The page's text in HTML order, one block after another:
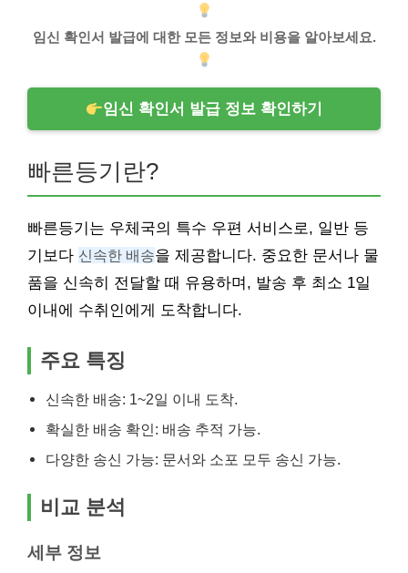
임신 확인서 발급에 대한 모든 정보와 비용을 알아보세요.
임신 확인서 발급 정보 확인하기
빠른등기란?
빠른등기는 우체국의 특수 우편 서비스로, 일반 등
기보다 신속한 배송을 제공합니다. 중요한 문서나 물
품을 신속히 전달할 때 유용하며, 발송 후 최소 1일
이내에 수취인에게 도착합니다.
주요 특징
신속한 배송: 1~2일 이내 도착.
확실한 배송 확인: 배송 추적 가능.
다양한 송신 가능: 문서와 소포 모두 송신 가능.
비교 분석
세부 정보